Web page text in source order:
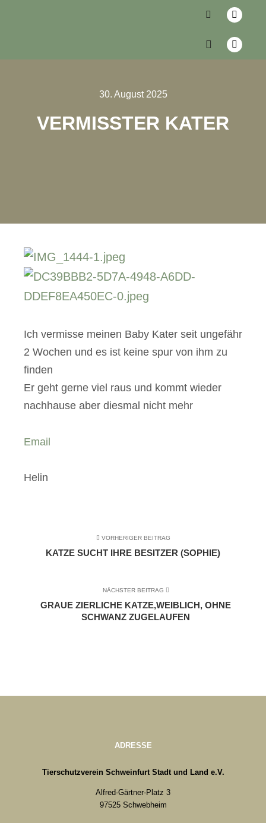
30. August 2025
VERMISSTER KATER
Ich vermisse meinen Baby Kater seit ungefähr
2 Wochen und es ist keine spur von ihm zu
finden
Er geht gerne viel raus und kommt wieder
nachhause aber diesmal nicht mehr
Email
Helin
VORHERIGER BEITRAG
KATZE SUCHT IHRE BESITZER (SOPHIE)
NÄCHSTER BEITRAG
GRAUE ZIERLICHE KATZE,WEIBLICH, OHNE
SCHWANZ ZUGELAUFEN
ADRESSE
Tierschutzverein Schweinfurt Stadt und Land e.V.
Alfred-Gärtner-Platz 3
97525 Schwebheim